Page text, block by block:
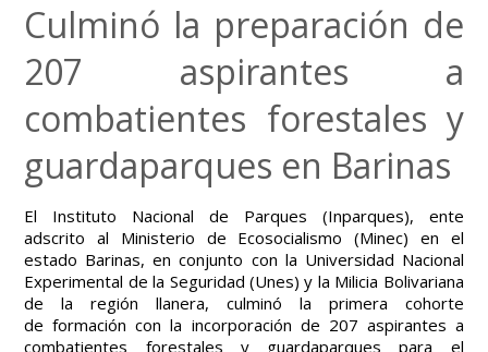
Culminó la preparación de
207 aspirantes a
combatientes forestales y
guardaparques en Barinas
El Instituto Nacional de Parques (Inparques), ente
adscrito al Ministerio de Ecosocialismo (Minec) en el
estado Barinas, en conjunto con la Universidad Nacional
Experimental de la Seguridad (Unes) y la Milicia Bolivariana
de la región llanera, culminó la primera cohorte
de formación con la incorporación de 207 aspirantes a
combatientes forestales y guardaparques para el